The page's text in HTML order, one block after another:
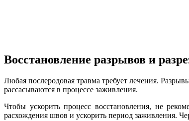
Восстановление разрывов и
Любая послеродовая травма требует лечения.
рассасываются в процессе заживления.
Чтобы ускорить процесс восстановления, не
расхождения швов и ускорить период заживления.